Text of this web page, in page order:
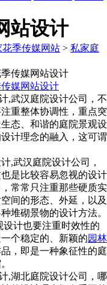
站设计
花季传媒网站 > 私家庭
媒网站设计
汉庭院设计公司，不
重整体协调性，重点突
态、和谐的庭院景观设
计理念的融入，这可谓
汉庭院设计公司，
这也是比较容易忽视的设计
，常常只注重那些硬质实
间的形态、外延，以及
砌景物的设计方法。
设计也要注重时效性的
个稳定的、新颖的园林
，即是一种象征性的庭
庭院设计公司，哪